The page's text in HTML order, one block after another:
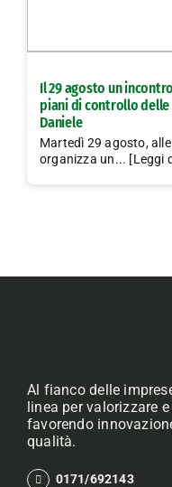
Il 29 agosto un
piani di controllo delle
Daniele
Martedì 29 agosto,
organizza un... [Leggi
Al fianco delle
linea per valorizzare
favorendo
qualità.
0171/692143